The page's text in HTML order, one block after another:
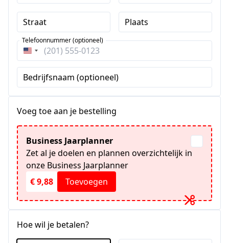
Straat Plaats
Verenigde
Staten
+1
Telefoonnummer (optioneel)
Bedrijfsnaam (optioneel)
Voeg toe aan je bestelling
Business Jaarplanner
Zet al je doelen en plannen overzichtelijk in
onze Business Jaarplanner
€ 9,88
Toevoegen
Hoe wil je betalen?